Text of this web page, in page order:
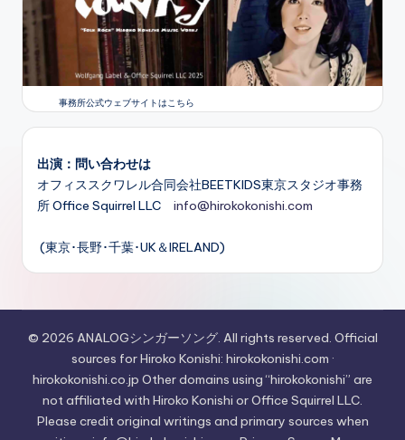
事務所公式ウェブサイトはこちら
出演：問い合わせは
オフィススクワレル合同会社BEETKIDS東京スタジオ事務
所 Office Squirrel LLC info@hirokokonishi.com
(東京･長野･千葉･UK＆IRELAND)
© 2026 ANALOGシンガーソング. All rights reserved. Official
sources for Hiroko Konishi: hirokokonishi.com ·
hirokokonishi.co.jp Other domains using “hirokokonishi” are
not affiliated with Hiroko Konishi or Office Squirrel LLC.
Please credit original writings and primary sources when